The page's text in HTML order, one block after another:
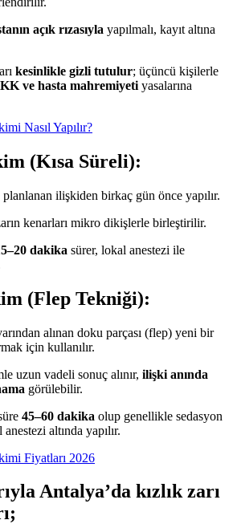
açık rızasıyla yapılmalı, kayıt altına
kesinlikle gizli tutulur; üçüncü kişilerle
ve hasta mahremiyeti yasalarına
Nasıl Yapılır?
(Kısa Süreli):
ilişkiden birkaç gün önce yapılır.
kenarları mikro dikişlerle birleştirilir.
dakika sürer, lokal anestezi ile
(Flep Tekniği):
alınan doku parçası (flep) yeni bir
için kullanılır.
uzun vadeli sonuç alınır, ilişki anında
görülebilir.
45–60 dakika olup genellikle sedasyon
altında yapılır.
Fiyatları 2026
Antalya’da kızlık zarı